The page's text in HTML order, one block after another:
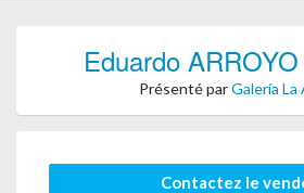
Eduardo ARROYO
Présenté parGalería La
Contactez le